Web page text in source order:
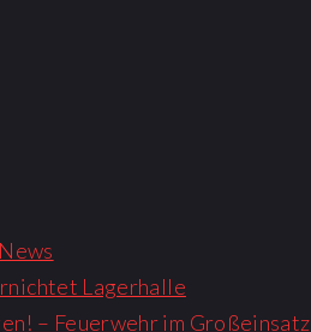
Lagerhalle
– Feuerwehr im Großeinsatz